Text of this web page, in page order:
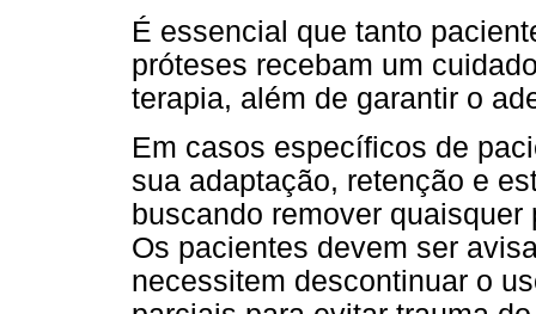
É essencial que tanto
próteses recebam um
terapia, além de garantir o
Em casos específicos de
sua adaptação, retenção e
buscando remover
Os pacientes devem ser
necessitem descontinuar o